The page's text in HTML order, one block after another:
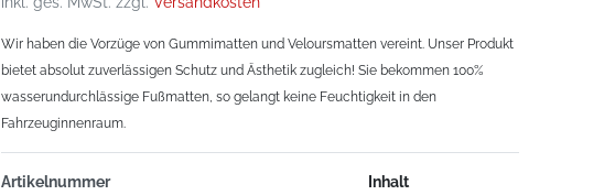
Wir haben die Vorzüge von Gummimatten und Veloursmatten vereint. Unser Produkt
bietet absolut zuverlässigen Schutz und Ästhetik zugleich! Sie bekommen 100%
wasserundurchlässige Fußmatten, so gelangt keine Feuchtigkeit in den
Fahrzeuginnenraum.
Artikelnummer
Inhalt